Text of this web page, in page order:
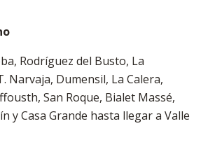
Rodríguez del Busto, La
Narvaja, Dumensil, La Calera,
San Roque, Bialet Massé,
y Casa Grande hasta llegar a Valle